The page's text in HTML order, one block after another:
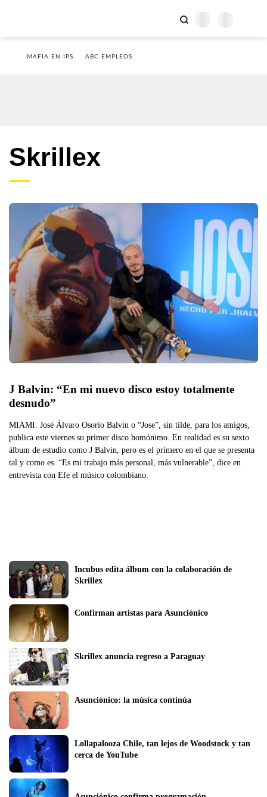
MAFIA EN IPS ABC EMPLEOS
Skrillex
J Balvin: “En mi nuevo disco estoy totalmente
desnudo”
MIAMI. José Álvaro Osorio Balvin o “Jose”, sin tilde, para los amigos,
publica este viernes su primer disco homónimo. En realidad es su sexto
álbum de estudio como J Balvin, pero es el primero en el que se presenta
tal y como es. “Es mi trabajo más personal, más vulnerable”, dice en
entrevista con Efe el músico colombiano.
Incubus edita álbum con la colaboración de
Skrillex
Confirman artistas para Asunciónico
Skrillex anuncia regreso a Paraguay
Asunciónico: la música continúa
Lollapalooza Chile, tan lejos de Woodstock y tan
cerca de YouTube